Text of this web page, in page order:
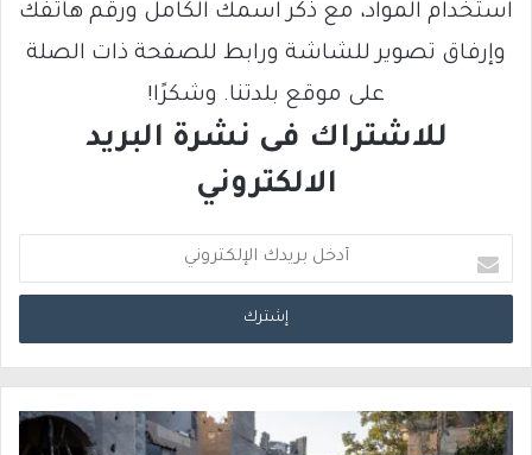
استخدام المواد، مع ذكر اسمك الكامل ورقم هاتفك
وإرفاق تصوير للشاشة ورابط للصفحة ذات الصلة
على موقع بلدتنا. وشكرًا!
للاشتراك فى نشرة البريد
الالكتروني
د
خ
ب